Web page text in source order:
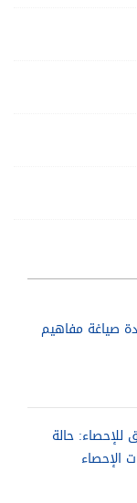
صياغة مفاهيم
حالة
الإحصاء